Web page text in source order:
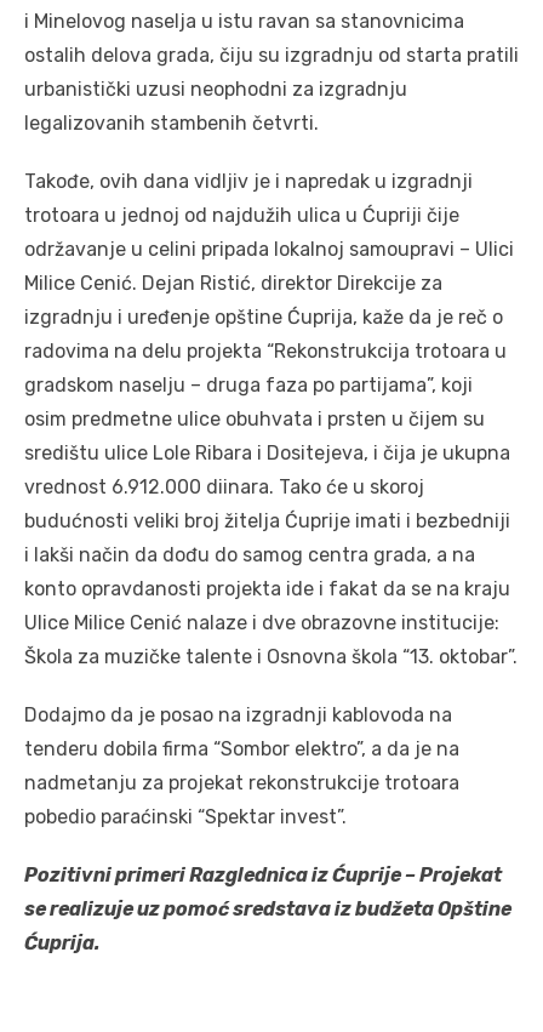
i Minelovog naselja u istu ravan sa stanovnicima
ostalih delova grada, čiju su izgradnju od starta pratili
urbanistički uzusi neophodni za izgradnju
legalizovanih stambenih četvrti.
Takođe, ovih dana vidljiv je i napredak u izgradnji
trotoara u jednoj od najdužih ulica u Ćupriji čije
održavanje u celini pripada lokalnoj samoupravi – Ulici
Milice Cenić. Dejan Ristić, direktor Direkcije za
izgradnju i uređenje opštine Ćuprija, kaže da je reč o
radovima na delu projekta “Rekonstrukcija trotoara u
gradskom naselju – druga faza po partijama”, koji
osim predmetne ulice obuhvata i prsten u čijem su
središtu ulice Lole Ribara i Dositejeva, i čija je ukupna
vrednost 6.912.000 diinara. Tako će u skoroj
budućnosti veliki broj žitelja Ćuprije imati i bezbedniji
i lakši način da dođu do samog centra grada, a na
konto opravdanosti projekta ide i fakat da se na kraju
Ulice Milice Cenić nalaze i dve obrazovne institucije:
Škola za muzičke talente i Osnovna škola “13. oktobar”.
Dodajmo da je posao na izgradnji kablovoda na
tenderu dobila firma “Sombor elektro”, a da je na
nadmetanju za projekat rekonstrukcije trotoara
pobedio paraćinski “Spektar invest”.
Pozitivni primeri Razglednica izĆuprije– Projekat
se realizuje uz pomoć sredstava iz budžeta Opštine
Ćuprija.